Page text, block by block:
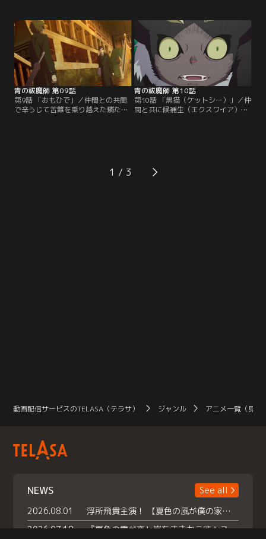
なかなか上手くいかない。その後、
授業で手騎士の才能を見せたしえみ
は、同じく手騎士志望の出雲に友達
になって欲しいと告白！
になってしまう。下級悪魔を膝に乗
せ、長時間の正座に耐える燐たち。
その最中、突如部屋の電気が消え、
先日燐が撃退した悪魔・屍（グー
ル）が襲い掛かってきた！！敵を引
き付けるため、単身で飛び出す燐。
青の祓魔師 第09話
第9話 「おもひで」／仲間との共闘
で辛うじて苦難を乗り越えた燐た
だ！！予期せぬ展開に戸惑う塾生た
ち。彼らをよそに雪男は、襲撃役を
青の祓魔師 第10話
第10話 「黒猫（ケットシー）」／仲
間と共に候補生（エクスワイア）に
昇格できたものの、大量の課題を前
ばれるこの猫又（ケットシー）は、
かつての獅郎の使い魔で、主の死を
1
動画配信サービスのTELASA（テラサ） ジャンル アニメ一覧（見放
NEWS
See all
2026.08.01
浮所飛貴主演！ 【夏色の風が僕の家にやってきた】 本日よりテラサで独占配信スタート！
2026.07.18
『夏色の雲が恋と嵐をまきおこす』スペシャルメイキング 【Part1】2026年７月18日（土）23時30分～配信スタート！話題のシーンの裏側を大公開！豪華キャスト大集合！ 『武宮家 真夏の家族会議』開催！